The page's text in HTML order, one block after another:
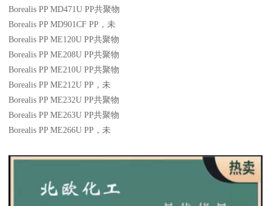
Borealis PP MD471U PP共聚物
Borealis PP MD901CF PP ，未
Borealis PP ME120U PP共聚物
Borealis PP ME208U PP共聚物
Borealis PP ME210U PP共聚物
Borealis PP ME212U PP ，未
Borealis PP ME232U PP共聚物
Borealis PP ME263U PP共聚物
Borealis PP ME266U PP ，未